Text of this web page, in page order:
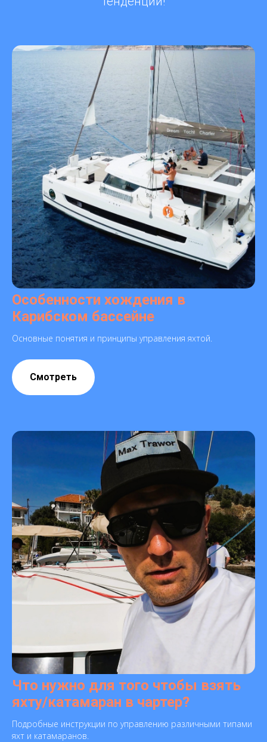
Особенности хождения в
Карибском бассейне
Основные понятия и принципы управления яхтой.
Смотреть
Что нужно для того чтобы взять
яхту/катамаран в чартер?
Подробные инструкции по управлению различными типами
яхт и катамаранов.